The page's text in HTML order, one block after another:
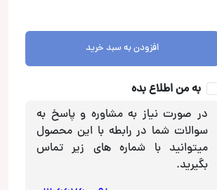
عدد
افزودن به سبد خرید
به من اطلاع بده
در صورت نیاز به مشاوره و پاسخ به
سوالات شما در رابطه با این محصول
میتوانید با شماره های زیر تماس
بگیرید.